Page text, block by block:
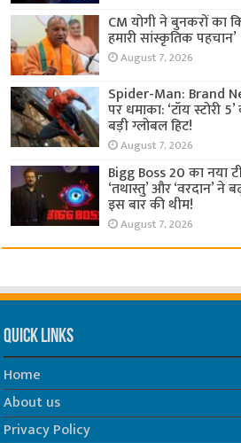
CM योगी ने बुनकरों का
हमारी सांस्कृतिक पहचान’
August 7, 2026
Spider-Man: Brand
पर धमाका: ‘टॉय स्टोरी
बड़ी ग्लोबल हिट!
August 7, 2026
Bigg Boss 20 का
‘तथास्तु’ और ‘वरदान’ ने
इस बार की थीम!
August 7, 2026
Quick Links
Home
About us
Privacy Policy